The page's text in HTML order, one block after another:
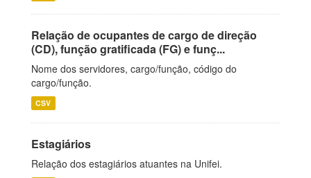
Relação de ocupantes de cargo de direção
(CD), função gratificada (FG) e funç...
Nome dos servidores, cargo/função, código do
cargo/função.
CSV
Estagiários
Relação dos estagiários atuantes na Unifei.